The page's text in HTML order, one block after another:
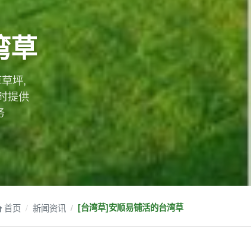
草
坪,
提供
首页 新闻资讯 [台湾草]安顺易铺活的台湾草